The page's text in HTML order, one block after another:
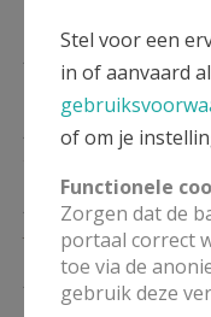
11.00
11.00
11.00
07/02
11.00
Stel voor een
in of aanvaard
of om je
Functionele
Zorgen dat de
portaal correct
toe via de
gebruik deze